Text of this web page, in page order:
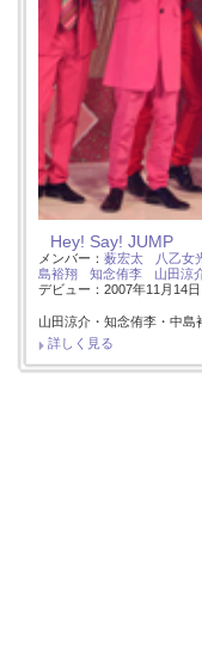
Hey! Say! JUMP
メンバー： 薮宏太 八乙女
島裕翔
知念侑李
山田涼
デビュー：2007年11月14日
山田涼介・知念侑李・中島
詳しく見る